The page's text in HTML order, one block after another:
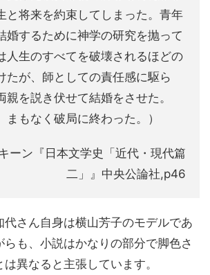
と将来を約束してしまった。青年
婚するために神学の研究を抛って
人生のすべてを破壊されるほどの
たが、師としての責任感に駆ら
親を説き伏せて結婚をさせた。
まもなく破局に終わった。）
ーン『日本文学史「近代・現代篇
二」』中央公論社,p46
代さん自身は横山芳子のモデルであ
らも、小説はかなりの部分で脚色さ
異なると主張しています。